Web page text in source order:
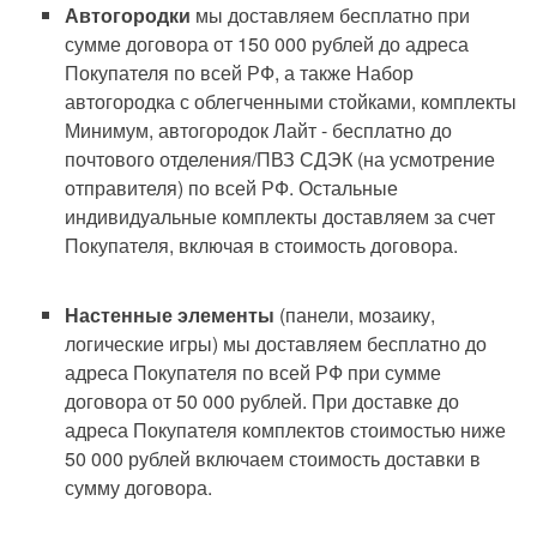
Автогородки мы доставляем бесплатно при
сумме договора от 150 000 рублей до адреса
Покупателя по всей РФ, а также Набор
автогородка с облегченными стойками, комплекты
Минимум, автогородок Лайт - бесплатно до
почтового отделения/ПВЗ СДЭК (на усмотрение
отправителя) по всей РФ. Остальные
индивидуальные комплекты доставляем за счет
Покупателя, включая в стоимость договора.
Настенные элементы (панели, мозаику,
логические игры) мы доставляем бесплатно до
адреса Покупателя по всей РФ при сумме
договора от 50 000 рублей. При доставке до
адреса Покупателя комплектов стоимостью ниже
50 000 рублей включаем стоимость доставки в
сумму договора.